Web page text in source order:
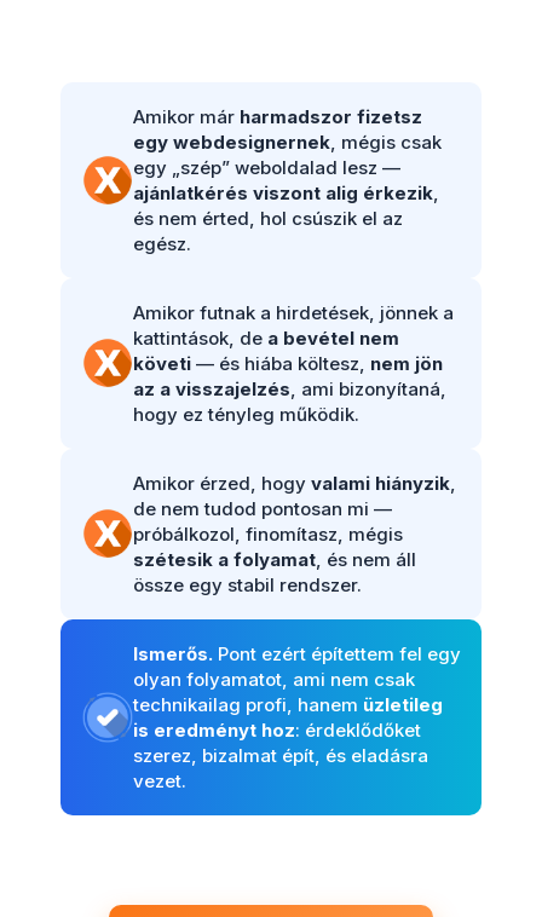
Amikor már harmadszor fizetsz
egy webdesignernek, mégis csak
egy „szép” weboldalad lesz —
ajánlatkérés viszont alig érkezik,
és nem érted, hol csúszik el az
egész.
Amikor futnak a hirdetések, jönnek a
kattintások, de a bevétel nem
követi— és hiába költesz, nem jön
az a visszajelzés, ami bizonyítaná,
hogy ez tényleg működik.
Amikor érzed, hogy valami hiányzik,
de nem tudod pontosan mi —
próbálkozol, finomítasz, mégis
szétesik a folyamat, és nem áll
össze egy stabil rendszer.
Ismerős.Pont ezért építettem fel egy
olyan folyamatot, ami nem csak
technikailag profi, hanem üzletileg
is eredményt hoz: érdeklődőket
szerez, bizalmat épít, és eladásra
vezet.